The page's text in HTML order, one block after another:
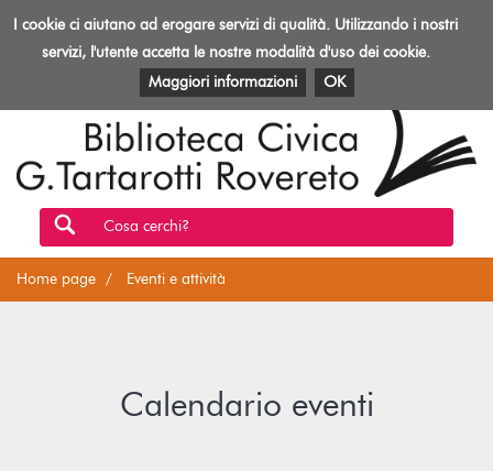
Toggle
Biblioteca
Rovereto
EVENTI E ATTIVITÀ PATRIMONIO E RISORSE
Cosa cerchi?
Home page Eventi e attività
Calendario eventi
I cookie ci aiutano ad erogare servizi di qualità. Utilizzando i nostri
servizi, l'utente accetta le nostre modalità d'uso dei cookie.
Maggiori informazioni
OK